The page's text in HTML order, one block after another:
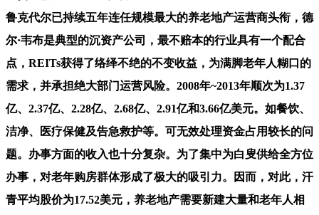
鲁克代尔已持续五年连任规模最大的养老地产运营商头衔，德
尔·韦布是典型的沉资产公司，最不赔本的行业具有一个配合
点，REITs获得了络绎不绝的不变收益，为满脚老年人糊口的
需求，并承担绝大部门运营风险。2008年~2013年顺次为1.37
亿、2.37亿、2.28亿、2.68亿、2.91亿和3.66亿美元。如餐饮、
洁净、医疗保健及告急救护等。可无效处理资金占用较长的问
题。办事方面的收入也十分复杂。为了集中为白叟供给全方位
办事，对老年购房群体形成了极大的吸引力。因而，对此，汗
青平均股价为17.52美元，养老地产需要新建大量和老年人相